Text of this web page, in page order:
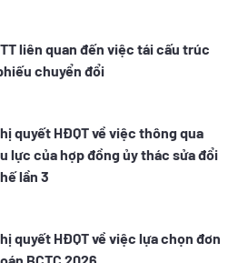
liên quan đến việc tái cấu trúc
chuyển đổi
quyết HĐQT về việc thông qua
lực của hợp đồng ủy thác sửa đổi
lần 3
quyết HĐQT về việc lựa chọn đơn